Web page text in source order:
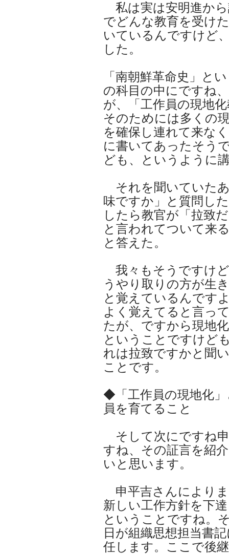
私は実は安明進か
でどんな教育を受け
いているんですけど
した。
「南朝鮮革命史」と
の科目の中にですね
が、「工作員の現地
そのためには多くの
を確保し連れて来な
に書いてあったそう
ども、というように
それを聞いていた
味ですか」と質問し
したら教官が「拉致
と言われてついて来
と答えた。
我々もそうですけ
うやり取りの方が生
と覚えているんです
よく覚えてると言っ
たが、ですから現地
ということですけど
れは拉致ですかと聞
ことです。
◆「工作員の現地化
員を育てること
そして次にですね
すね、その証言を紹
いと思います。
申平吉さんにより
新しい工作方針を下
ということですね。
日が組織思想担当書
任します。ここで後